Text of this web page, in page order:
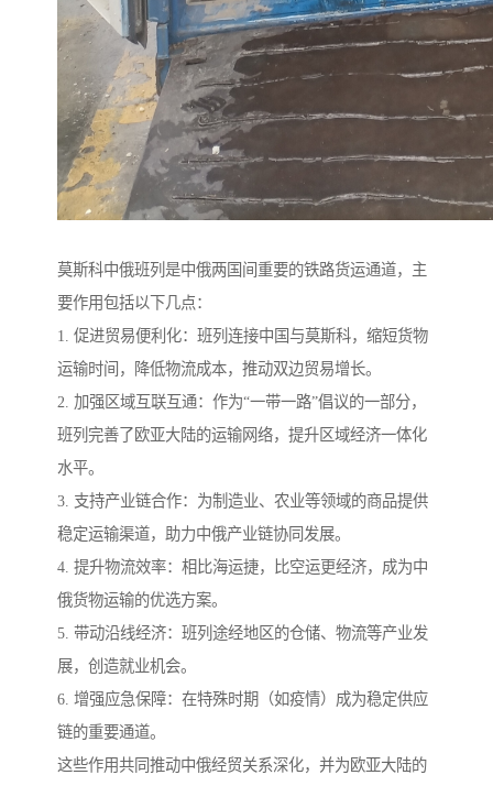
莫斯科中俄班列是中俄两国间重要的铁路货运通道，主
要作用包括以下几点：
1. 促进贸易便利化：班列连接中国与莫斯科，缩短货物
运输时间，降低物流成本，推动双边贸易增长。
2. 加强区域互联互通：作为“一带一路”倡议的一部分，
班列完善了欧亚大陆的运输网络，提升区域经济一体化
水平。
3. 支持产业链合作：为制造业、农业等领域的商品提供
稳定运输渠道，助力中俄产业链协同发展。
4. 提升物流效率：相比海运捷，比空运更经济，成为中
俄货物运输的优选方案。
5. 带动沿线经济：班列途经地区的仓储、物流等产业发
展，创造就业机会。
6. 增强应急保障：在特殊时期（如疫情）成为稳定供应
链的重要通道。
这些作用共同推动中俄经贸关系深化，并为欧亚大陆的